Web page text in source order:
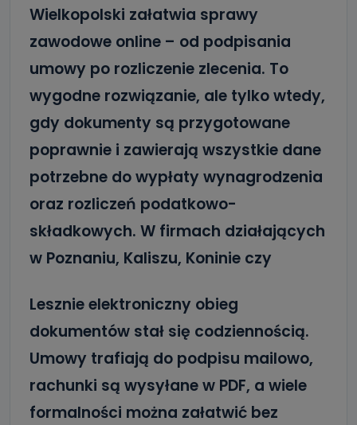
Wielkopolski załatwia sprawy
zawodowe online – od podpisania
umowy po rozliczenie zlecenia. To
wygodne rozwiązanie, ale tylko wtedy,
gdy dokumenty są przygotowane
poprawnie i zawierają wszystkie dane
potrzebne do wypłaty wynagrodzenia
oraz rozliczeń podatkowo-
składkowych. W firmach działających
w Poznaniu, Kaliszu, Koninie czy
Lesznie elektroniczny obieg
dokumentów stał się codziennością.
Umowy trafiają do podpisu mailowo,
rachunki są wysyłane w PDF, a wiele
formalności można załatwić bez